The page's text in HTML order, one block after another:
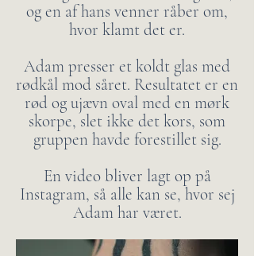
og en af hans venner råber om,
hvor klamt det er.
Adam presser et koldt glas med
rødkål mod såret. Resultatet er en
rød og ujævn oval med en mørk
skorpe, slet ikke det kors, som
gruppen havde forestillet sig.
En video bliver lagt op på
Instagram, så alle kan se, hvor sej
Adam har været.